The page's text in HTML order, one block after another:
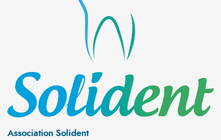
Association Solident